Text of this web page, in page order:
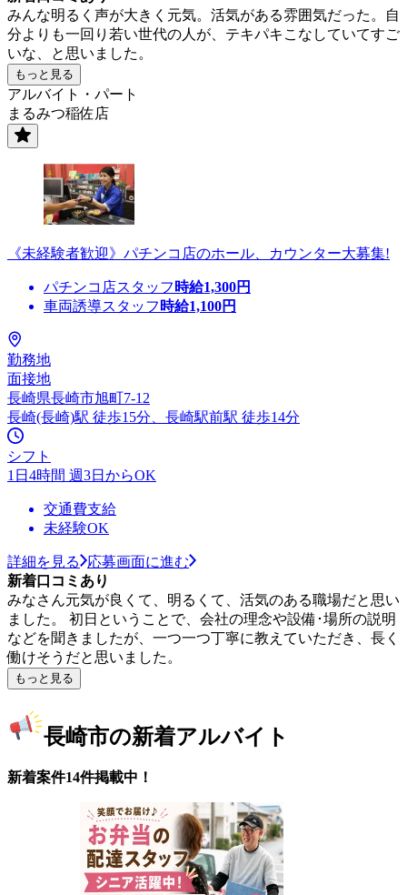
みんな明るく声が大きく元気。活気がある雰囲気だった。自
分よりも一回り若い世代の人が、テキパキこなしていてすご
いな、と思いました。
もっと見る
アルバイト・パート
まるみつ稲佐店
《未経験者歓迎》パチンコ店のホール、カウンター大募集!
パチンコ店スタッフ 時給1,300円
車両誘導スタッフ 時給1,100円
勤務地
面接地
長崎県長崎市旭町7-12
長崎(長崎)駅 徒歩15分、長崎駅前駅 徒歩14分
シフト
1日4時間 週3日からOK
交通費支給
未経験OK
詳細を見る
応募画面に進む
新着口コミあり
みなさん元気が良くて、明るくて、活気のある職場だと思い
ました。 初日ということで、会社の理念や設備･場所の説明
などを聞きましたが、一つ一つ丁寧に教えていただき、長く
働けそうだと思いました。
もっと見る
長崎市の新着アルバイト
新着案件14件掲載中！